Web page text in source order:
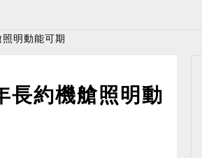
明動能可期
長約機艙照明動